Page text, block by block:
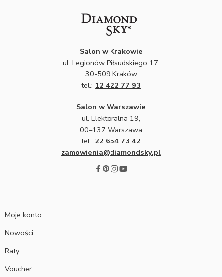
Salon w Krakowie
ul. Legionów Piłsudskiego 17,
30-509 Kraków
tel.: 12 422 77 93
Salon w Warszawie
ul. Elektoralna 19,
00–137 Warszawa
tel.: 22 654 73 42
zamowienia@diamondsky.pl
Moje konto
Nowości
Raty
Voucher